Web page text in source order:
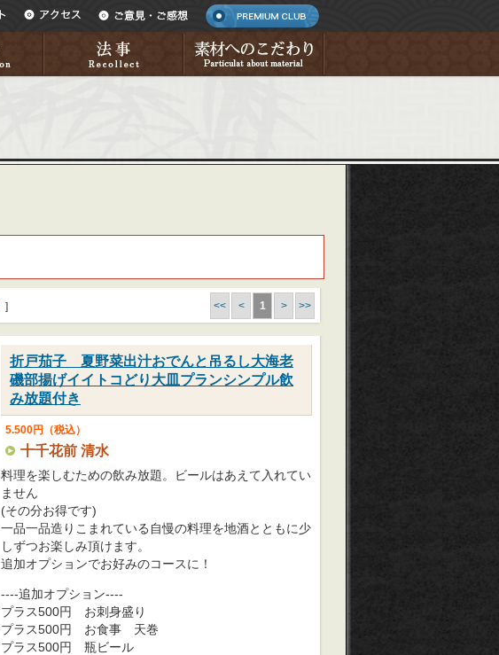
] << < 1 > >>
折戸茄子 夏野菜出汁おでんと吊るし大海老
磯部揚げイイトコどり大皿プランシンプル飲
み放題付き
5.500円（税込）
十千花前 清水
料理を楽しむための飲み放題。ビールはあえて入れてい
ません
(その分お得です)
一品一品造りこまれている自慢の料理を地酒とともに少
しずつお楽しみ頂けます。
追加オプションでお好みのコースに！
----追加オプション----
プラス500円 お刺身盛り
プラス500円 お食事 天巻
プラス500円 瓶ビール